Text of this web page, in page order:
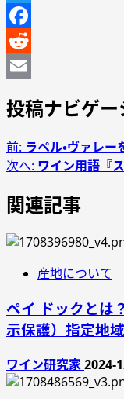
Twitter
Facebook
Reddit
投稿ナビゲー
前: ラペル・ヴァレ
次へ: ワイン用語『
関連記事
産地について
ペイ ドックとは
示保護）指定地域
ワイン研究家2024-